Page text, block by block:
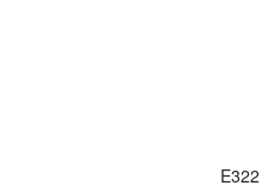
E322